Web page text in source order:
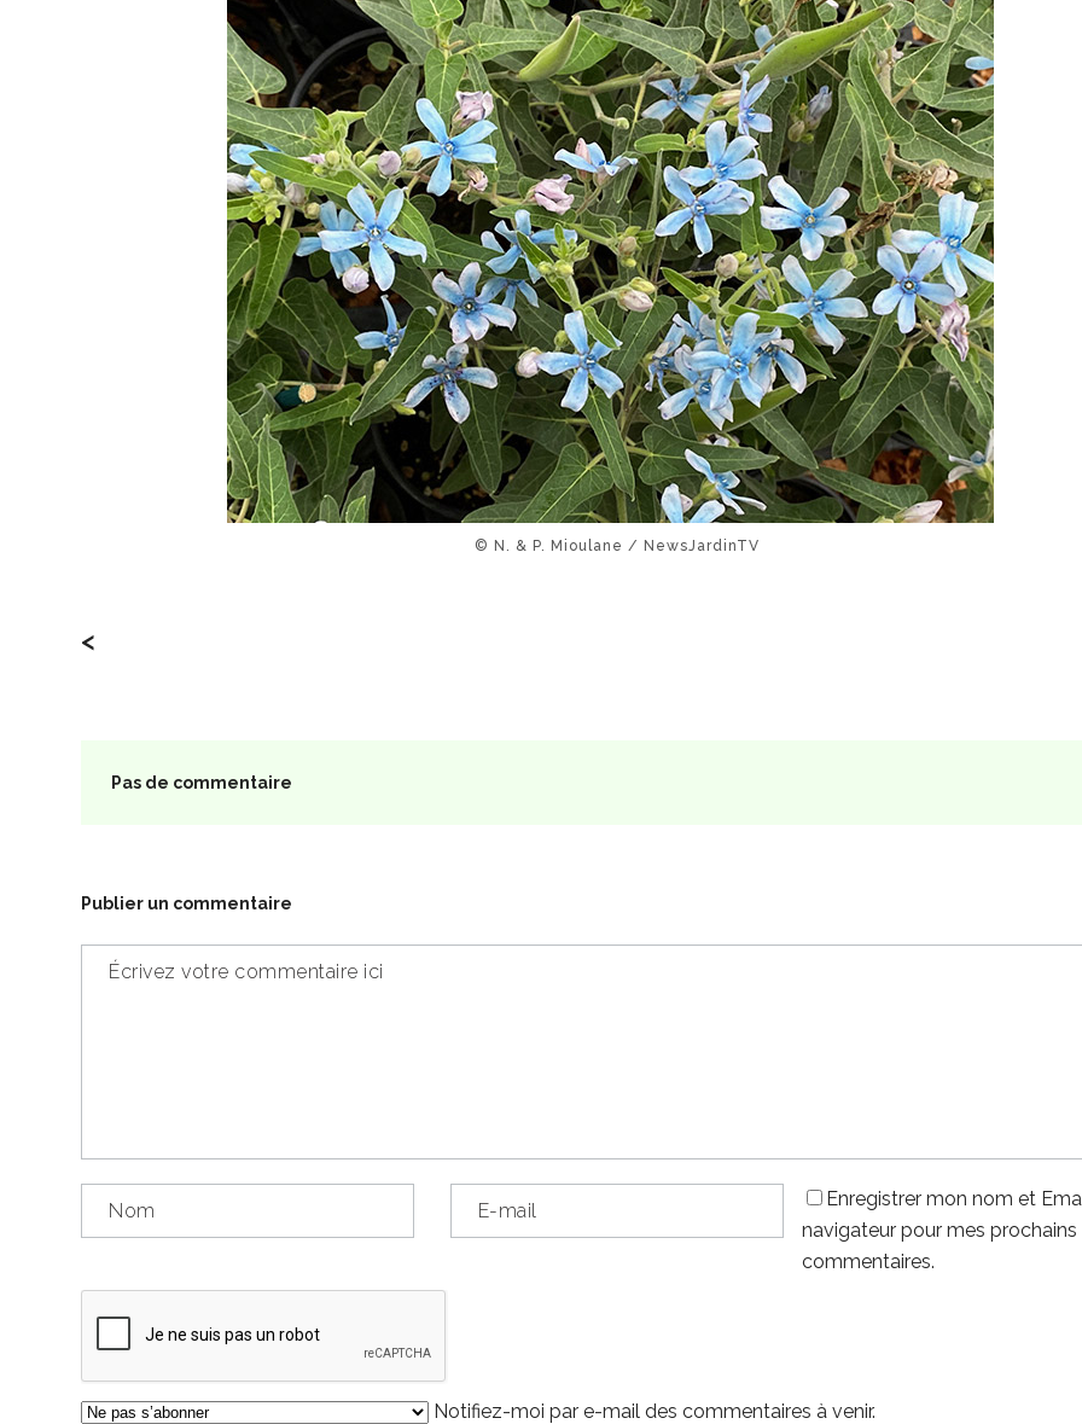
© N. & P. Mioulane / NewsJardinTV
<
Pas de commentaire
Publier un commentaire
Enregistrer mon nom et
navigateur pour mes prochains
commentaires.
Notifiez-moi par e-mail des commentaires à venir.